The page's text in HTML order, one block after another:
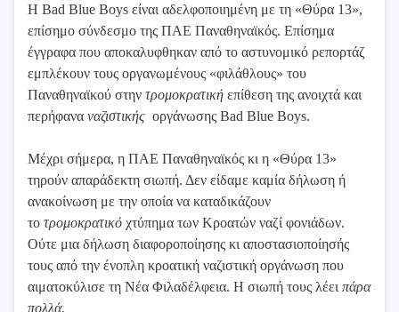
Η Bad Blue Boys είναι αδελφοποιημένη με τη «Θύρα 13»,
επίσημο σύνδεσμο της ΠΑΕ Παναθηναϊκός. Επίσημα
έγγραφα που αποκαλυφθηκαν από το αστυνομικό ρεπορτάζ
εμπλέκουν τους οργανωμένους «φιλάθλους» του
Παναθηναϊκού στην τρομοκρατική επίθεση της ανοιχτά και
περήφανα ναζιστικής οργάνωσης Bad Blue Boys.
Μέχρι σήμερα, η ΠΑΕ Παναθηναϊκός κι η «Θύρα 13»
τηρούν απαράδεκτη σιωπή. Δεν είδαμε καμία δήλωση ή
ανακοίνωση με την οποία να καταδικάζουν
το τρομοκρατικό χτύπημα των Κροατών ναζί φονιάδων.
Ούτε μια δήλωση διαφοροποίησης κι αποστασιοποίησής
τους από την ένοπλη κροατική ναζιστική οργάνωση που
αιματοκύλισε τη Νέα Φιλαδέλφεια. Η σιωπή τους λέει πάρα
πολλά.